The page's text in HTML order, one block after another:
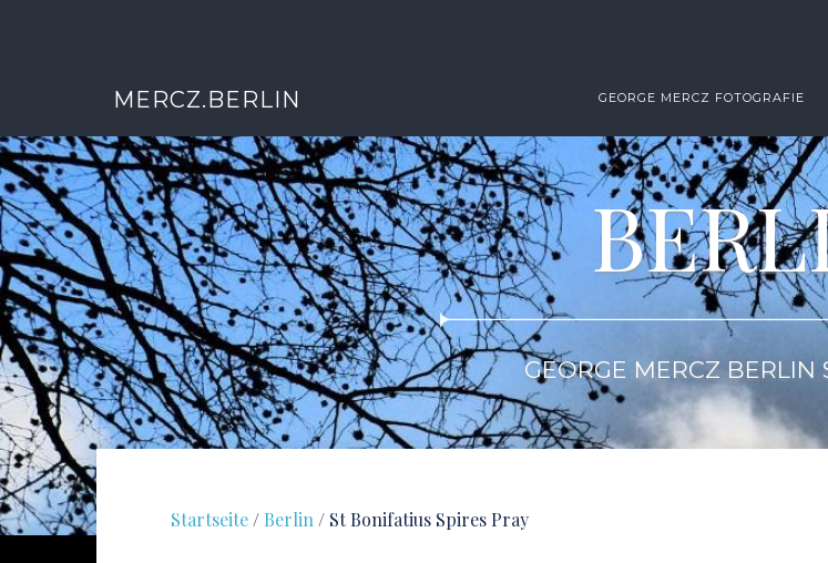
MERCZ.BERLIN GEORGE MERCZ FOTOGRAFIE
GEORGE MERCZ BERLIN
Startseite / Berlin / St Bonifatius Spires Pray